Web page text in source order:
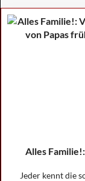
Alles
Jeder kennt die